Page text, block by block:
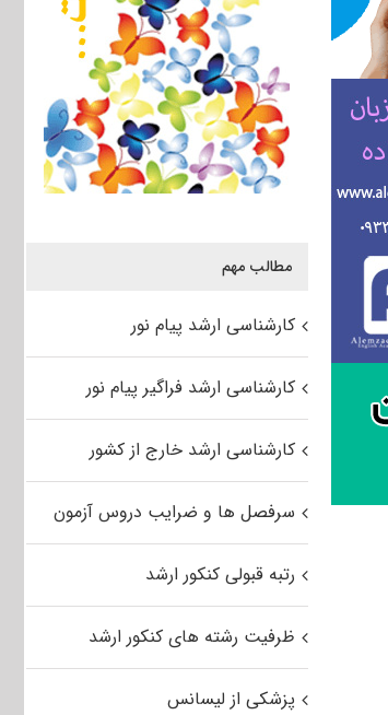
مطالب مهم
کارشناسی ارشد پیام نور
کارشناسی ارشد فراگیر پیام نور
کارشناسی ارشد خارج از کشور
سرفصل ها و ضرایب دروس آزمون
رتبه قبولی کنکور ارشد
ظرفیت رشته های کنکور ارشد
پزشکی از لیسانس